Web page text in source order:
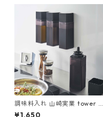
調味料入れ 山崎実業 tower タ
ワー マグネット調味料ボトル
¥1,650